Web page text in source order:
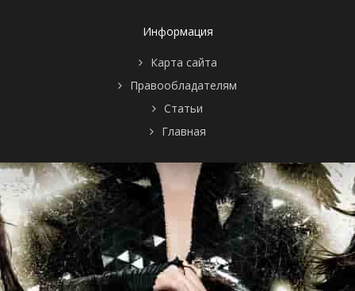
Информация
Карта сайта
Правообладателям
Статьи
Главная